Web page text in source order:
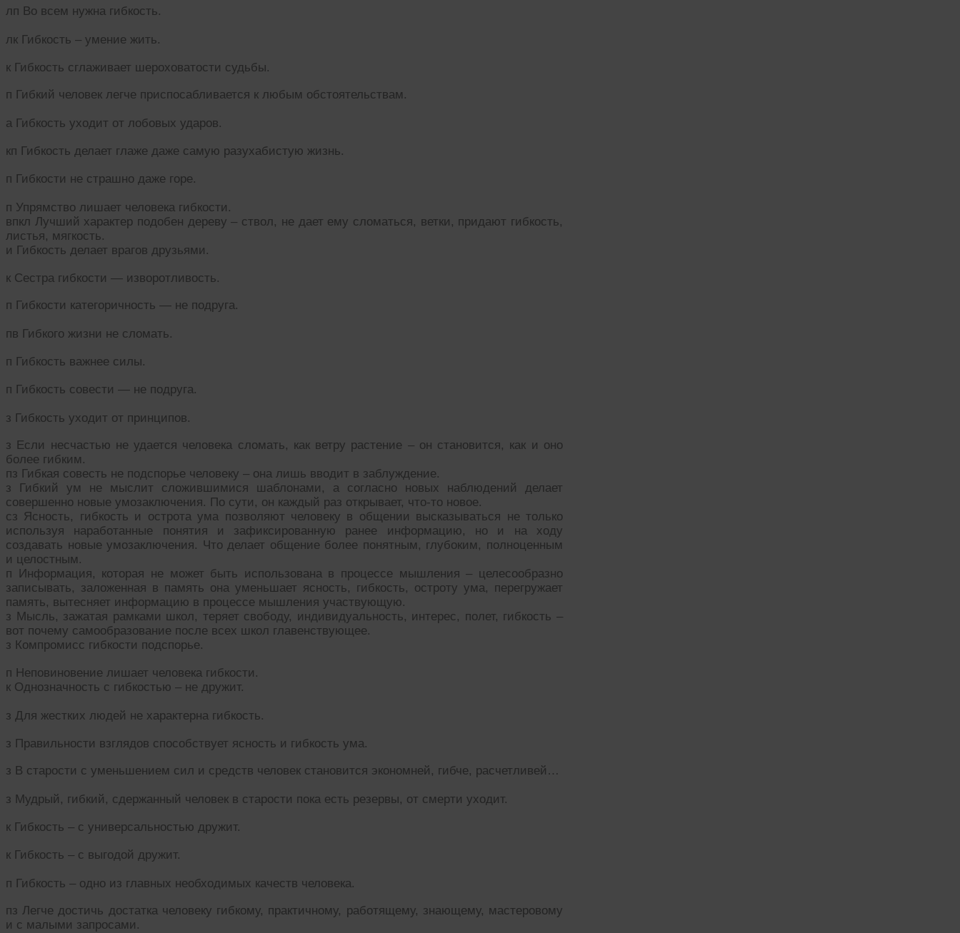
лп Во всем нужна гибкость.
лк Гибкость – умение жить.
к Гибкость сглаживает шероховатости судьбы.
п Гибкий человек легче приспосабливается к любым обстоятельствам.
а Гибкость уходит от лобовых ударов.
кп Гибкость делает глаже даже самую разухабистую жизнь.
п Гибкости не страшно даже горе.
п Упрямство лишает человека гибкости.
впкл Лучший характер подобен дереву – ствол, не дает ему сломаться, ветки, придают гибкость,
листья, мягкость.
и Гибкость делает врагов друзьями.
к Сестра гибкости — изворотливость.
п Гибкости категоричность — не подруга.
пв Гибкого жизни не сломать.
п Гибкость важнее силы.
п Гибкость совести — не подруга.
з Гибкость уходит от принципов.
з Если несчастью не удается человека сломать, как ветру растение – он становится, как и оно
более гибким.
пз Гибкая совесть не подспорье человеку – она лишь вводит в заблуждение.
з Гибкий ум не мыслит сложившимися шаблонами, а согласно новых наблюдений делает
совершенно новые умозаключения. По сути, он каждый раз открывает, что-то новое.
сз Ясность, гибкость и острота ума позволяют человеку в общении высказываться не только
используя наработанные понятия и зафиксированную ранее информацию, но и на ходу
создавать новые умозаключения. Что делает общение более понятным, глубоким, полноценным
и целостным.
п Информация, которая не может быть использована в процессе мышления – целесообразно
записывать, заложенная в память она уменьшает ясность, гибкость, остроту ума, перегружает
память, вытесняет информацию в процессе мышления участвующую.
з Мысль, зажатая рамками школ, теряет свободу, индивидуальность, интерес, полет, гибкость –
вот почему самообразование после всех школ главенствующее.
з Компромисс гибкости подспорье.
п Неповиновение лишает человека гибкости.
к Однозначность с гибкостью – не дружит.
з Для жестких людей не характерна гибкость.
з Правильности взглядов способствует ясность и гибкость ума.
з В старости с уменьшением сил и средств человек становится экономней, гибче, расчетливей…
з Мудрый, гибкий, сдержанный человек в старости пока есть резервы, от смерти уходит.
к Гибкость – с универсальностью дружит.
к Гибкость – с выгодой дружит.
п Гибкость – одно из главных необходимых качеств человека.
пз Легче достичь достатка человеку гибкому, практичному, работящему, знающему, мастеровому
и с малыми запросами.